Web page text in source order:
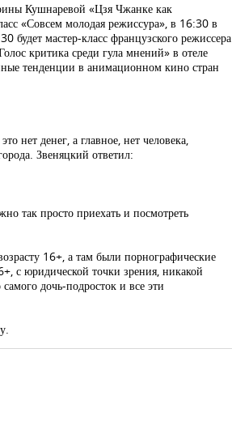
Кушнаревой «Цзя Чжанке как
«Совсем молодая режиссура», в 16:30 в
мастер-класс французского режиссера
критика среди гула мнений» в отеле
тенденции в анимационном кино стран
нет денег, а главное, нет человека,
Звеняцкий ответил:
так просто приехать и посмотреть
16+, а там были порнографические
с юридической точки зрения, никакой
дочь-подросток и все эти